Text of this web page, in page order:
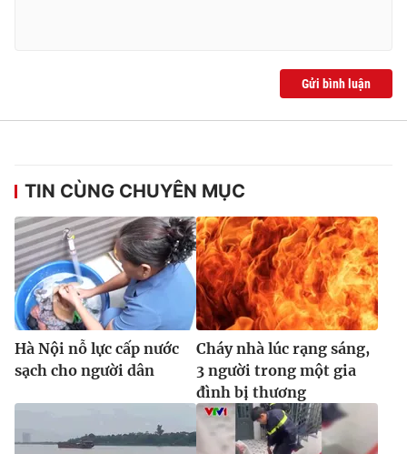
Gửi bình luận
TIN CÙNG CHUYÊN MỤC
Hà Nội nỗ lực cấp nước
sạch cho người dân
Cháy nhà lúc rạng sáng,
3 người trong một gia
đình bị thương